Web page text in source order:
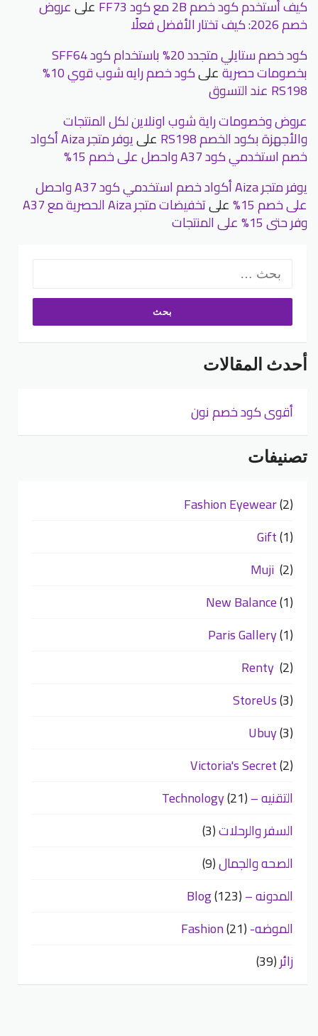
كيف أستخدم كود خصم 2B مع كود FF73 علىعروض
خصم 2026: كيف تختار الأفضل فعلًا
كود خصم ستايلي متجدد 20% باستخدام كود SFF64
بخصومات حصريةعلى كود خصم رايه شوب قوي 10%
RS198 عند التسوق
عروض وخصومات راية شوب اونلاين لكل المنتجات
والأجهزة بكود الخصم RS198 على يوفر متجر Aiza أكواد
خصم استخدمي كود A37 واحصل على خصم 15%
يوفر متجر Aiza أكواد خصم استخدمي كود A37 واحصل
على خصم 15% على تخفيضات متجر Aiza الحصرية مع A37
وفر حتى 15% على المنتجات
البحث
عن:
أحدث المقالات
أقوى كود خصم نون
تصنيفات
Fashion Eyewear(2)
Gift(1)
Muji (2)
New Balance(1)
Paris Gallery(1)
Renty (2)
StoreUs(3)
Ubuy(3)
Victoria's Secret(2)
التقنيه – Technology(21)
السفر والرحلات(3)
الصحه والجمال(9)
المدونه – Blog(123)
الموضه- Fashion(21)
زائر(39)